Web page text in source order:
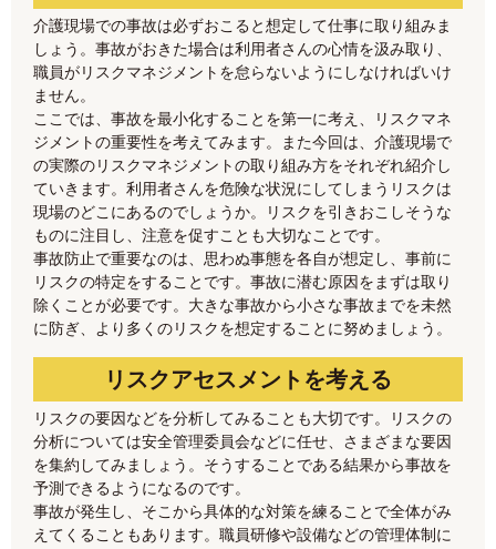
介護現場での事故は必ずおこると想定して仕事に取り組みま
しょう。事故がおきた場合は利用者さんの心情を汲み取り、
職員がリスクマネジメントを怠らないようにしなければいけ
ません。
ここでは、事故を最小化することを第一に考え、リスクマネ
ジメントの重要性を考えてみます。また今回は、介護現場で
の実際のリスクマネジメントの取り組み方をそれぞれ紹介し
ていきます。利用者さんを危険な状況にしてしまうリスクは
現場のどこにあるのでしょうか。リスクを引きおこしそうな
ものに注目し、注意を促すことも大切なことです。
事故防止で重要なのは、思わぬ事態を各自が想定し、事前に
リスクの特定をすることです。事故に潜む原因をまずは取り
除くことが必要です。大きな事故から小さな事故までを未然
に防ぎ、より多くのリスクを想定することに努めましょう。
リスクアセスメントを考える
リスクの要因などを分析してみることも大切です。リスクの
分析については安全管理委員会などに任せ、さまざまな要因
を集約してみましょう。そうすることである結果から事故を
予測できるようになるのです。
事故が発生し、そこから具体的な対策を練ることで全体がみ
えてくることもあります。職員研修や設備などの管理体制に